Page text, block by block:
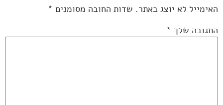
האימייל לא יוצג באתר. שדות החובה מסומנים *
התגובה שלך *